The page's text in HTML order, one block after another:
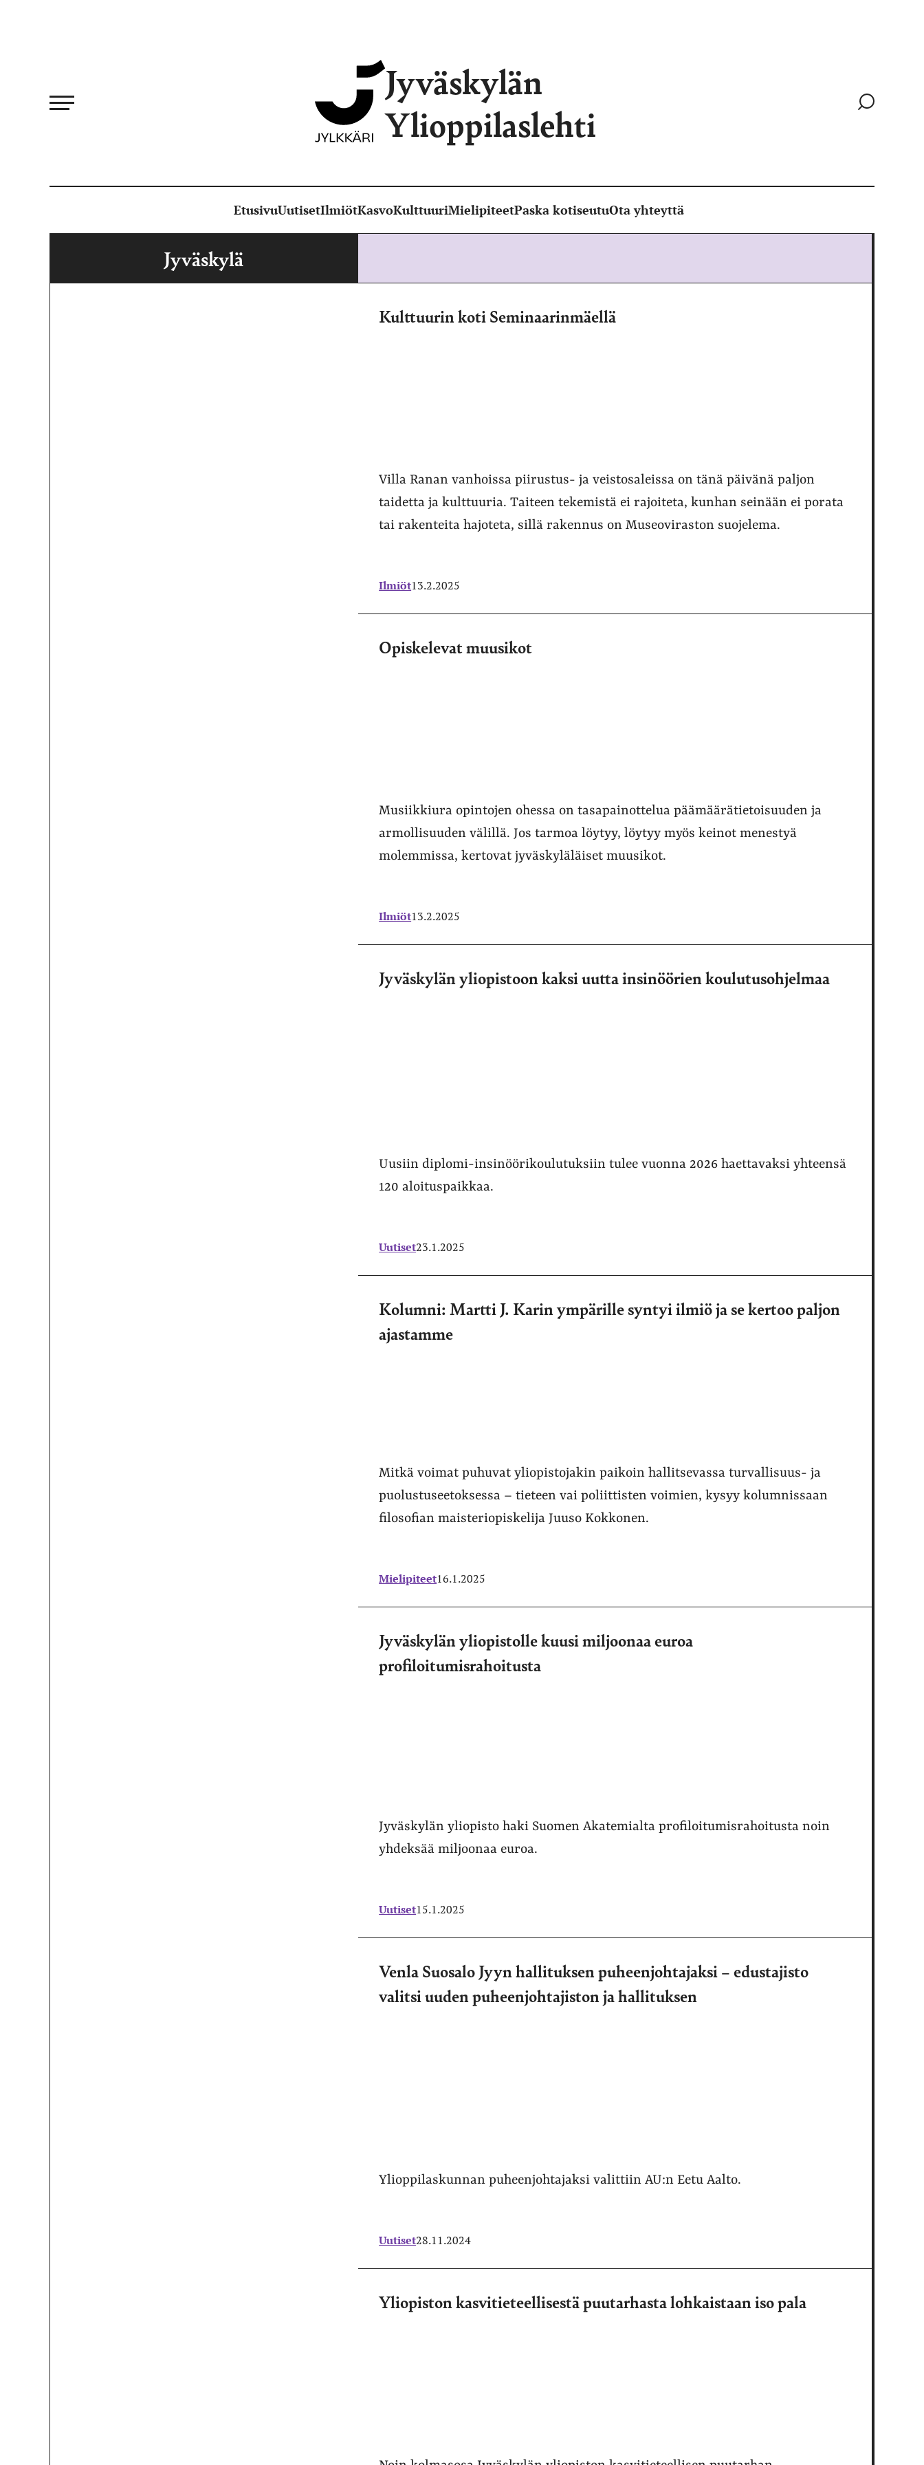
Jyväskylän
Ylioppilaslehti
Siirry
EtusivuUutisetIlmiötKasvoKulttuuriMielipiteetPaska kotiseutuOta yhteyttä
Jyväskylä
Kulttuurin koti Seminaarinmäellä
Villa Ranan vanhoissa piirustus- ja veistosaleissa on tänä päivänä paljon
taidetta ja kulttuuria. Taiteen tekemistä ei rajoiteta, kunhan seinään ei porata
tai rakenteita hajoteta, sillä rakennus on Museoviraston suojelema.
Ilmiöt13.2.2025
Opiskelevat muusikot
Musiikkiura opintojen ohessa on tasapainottelua päämäärätietoisuuden ja
armollisuuden välillä. Jos tarmoa löytyy, löytyy myös keinot menestyä
molemmissa, kertovat jyväskyläläiset muusikot.
Ilmiöt13.2.2025
Jyväskylän yliopistoon kaksi uutta insinöörien koulutusohjelmaa
Uusiin diplomi-insinöörikoulutuksiin tulee vuonna 2026 haettavaksi yhteensä
120 aloituspaikkaa.
Uutiset23.1.2025
Kolumni: Martti J. Karin ympärille syntyi ilmiö ja se kertoo paljon
ajastamme
Mitkä voimat puhuvat yliopistojakin paikoin hallitsevassa turvallisuus- ja
puolustuseetoksessa – tieteen vai poliittisten voimien, kysyy kolumnissaan
filosofian maisteriopiskelija Juuso Kokkonen.
Mielipiteet16.1.2025
Jyväskylän yliopistolle kuusi miljoonaa euroa
profiloitumisrahoitusta
Jyväskylän yliopisto haki Suomen Akatemialta profiloitumisrahoitusta noin
yhdeksää miljoonaa euroa.
Uutiset15.1.2025
Venla Suosalo Jyyn hallituksen puheenjohtajaksi – edustajisto
valitsi uuden puheenjohtajiston ja hallituksen
Ylioppilaskunnan puheenjohtajaksi valittiin AU:n Eetu Aalto.
Uutiset28.11.2024
Yliopiston kasvitieteellisestä puutarhasta lohkaistaan iso pala